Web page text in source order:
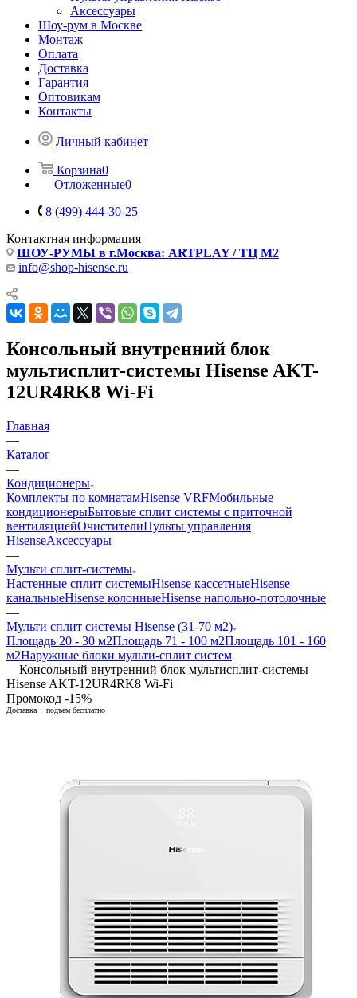
Аксессуары
Шоу-рум в Москве
Монтаж
Оплата
Доставка
Гарантия
Оптовикам
Контакты
Личный кабинет
Корзина0
Отложенные0
8 (499) 444-30-25
Контактная информация
ШОУ-РУМЫ в г.Москва: ARTPLAY / ТЦ М2
info@shop-hisense.ru
Консольный внутренний блок
мультисплит-системы Hisense AKT-
12UR4RK8 Wi-Fi
Главная
—
Каталог
—
Кондиционеры
Комплекты по комнатамHisense VRFМобильные
кондиционерыБытовые сплит системы с приточной
вентиляциейОчистителиПульты управления
HisenseАксессуары
—
Мульти сплит-системы
Настенные сплит системыHisense кассетныеHisense
канальныеHisense колонныеHisense напольно-потолочные
—
Мульти сплит системы Hisense (31-70 м2)
Площадь 20 - 30 м2Площадь 71 - 100 м2Площадь 101 - 160
м2Наружные блоки мульти-сплит систем
—Консольный внутренний блок мультисплит-системы
Hisense AKT-12UR4RK8 Wi-Fi
Промокод -15%
Доставка + подъем бесплатно